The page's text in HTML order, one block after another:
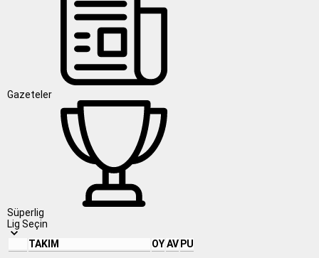
Gazeteler
Süperlig
Lig Seçin
TAKIM
OYAV PU